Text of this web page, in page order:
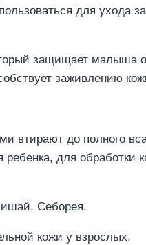
для ухода
защищает малыша
заживлению
втирают до полного
для обработки
Себорея.
кожи у взрослых.